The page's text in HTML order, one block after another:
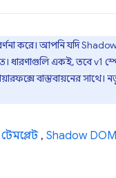
করে। আপনি যদি
একই, তবে v1
বাস্তবায়নের
, Shadow DOM